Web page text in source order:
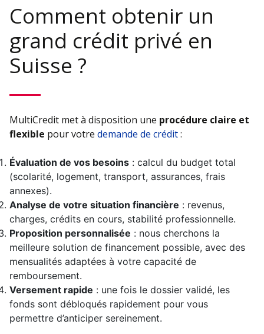
Comment obtenir un
grand crédit privé en
Suisse ?
MultiCredit met à disposition une procédure claire et
flexible pour votre demande de crédit:
Évaluation de vos besoins : calcul du budget total
(scolarité, logement, transport, assurances, frais
annexes).
Analyse de votre situation financière : revenus,
charges, crédits en cours, stabilité professionnelle.
Proposition personnalisée : nous cherchons la
meilleure solution de financement possible, avec des
mensualités adaptées à votre capacité de
remboursement.
Versement rapide : une fois le dossier validé, les
fonds sont débloqués rapidement pour vous
permettre d’anticiper sereinement.